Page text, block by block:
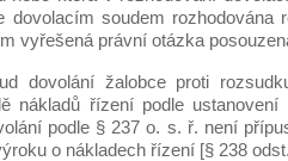
dovolacím soudem rozhodována
vyřešená právní otázka
dovolání žalobce proti
nákladů řízení podle
podle § 237 o. s. ř. není
o nákladech řízení [§ 238